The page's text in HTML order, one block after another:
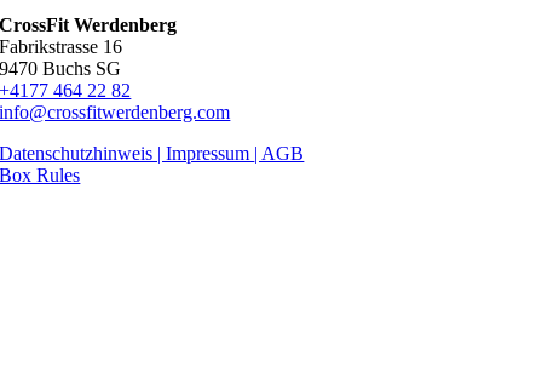
CrossFit Werdenberg
Fabrikstrasse 16
9470 Buchs SG
+4177 464 22 82
info@crossfitwerdenberg.com
Datenschutzhinweis | Impressum | AGB
Box Rules